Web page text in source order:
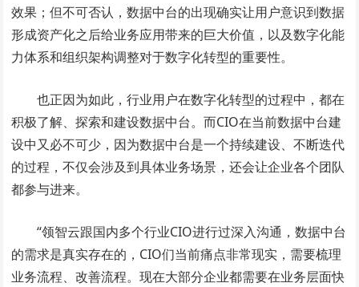
效果；但不可否认，数据中台的出现确实让用户意识到数据
形成资产化之后给业务应用带来的巨大价值，以及数字化能
力体系和组织架构调整对于数字化转型的重要性。
也正因为如此，行业用户在数字化转型的过程中，都在
积极了解、探索和建设数据中台。而CIO在当前数据中台建
设中又必不可少，因为数据中台是一个持续建设、不断迭代
的过程，不仅会涉及到具体业务场景，还会让企业各个团队
都参与进来。
“领智云跟国内多个行业CIO进行过深入沟通，数据中台
的需求是真实存在的，CIO们当前痛点非常现实，需要梳理
业务流程、改善流程。现在大部分企业都需要在业务层面快